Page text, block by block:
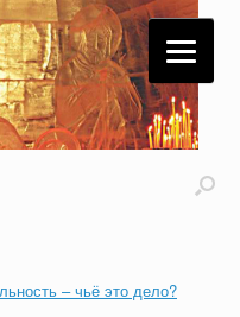
– чьё это дело?